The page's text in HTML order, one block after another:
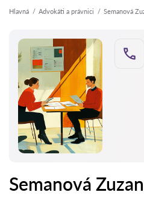
Hlavná Аdvokáti a právnici Semanová
Semanová